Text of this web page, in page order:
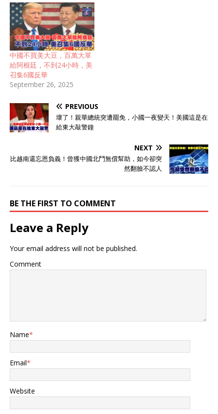
中國不買美大豆，百萬大單
給阿根廷，不到24小時，美
召集6國反華
September 26, 2025
PREVIOUS
壞了！親華總統突遭罷免，小國一夜變天！美國這是在
給東大敲警鐘
NEXT
比越南還忘恩負義！曾獲中國北鬥無償幫助，如今卻突
然翻臉不認人
BE THE FIRST TO COMMENT
Leave a Reply
Your email address will not be published.
Comment
Name*
Email*
Website